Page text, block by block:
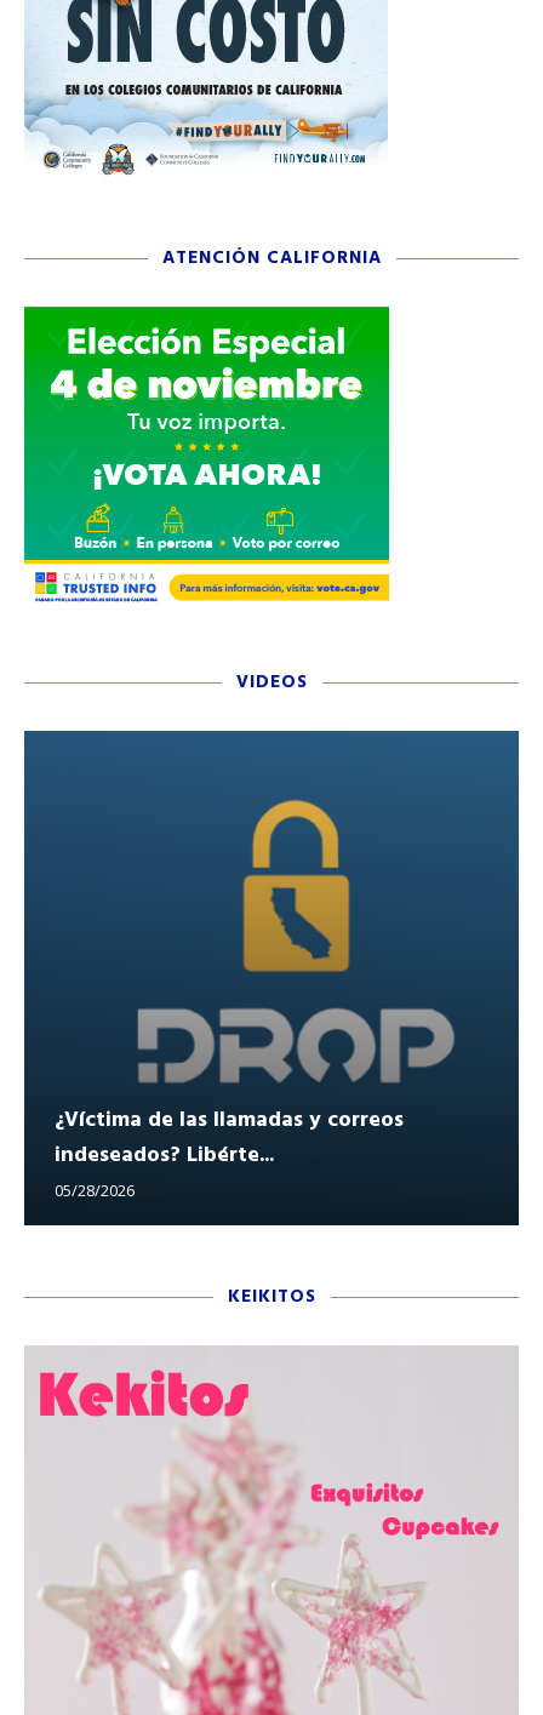
ATENCIÓN CALIFORNIA
VIDEOS
¿Víctima de las llamadas y correos
indeseados? Libérte...
05/28/2026
KEIKITOS